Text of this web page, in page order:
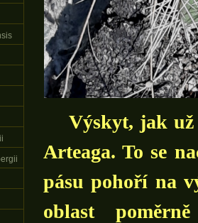
Výskyt, jak už
Arteaga. To se
pásu pohoří na
oblast